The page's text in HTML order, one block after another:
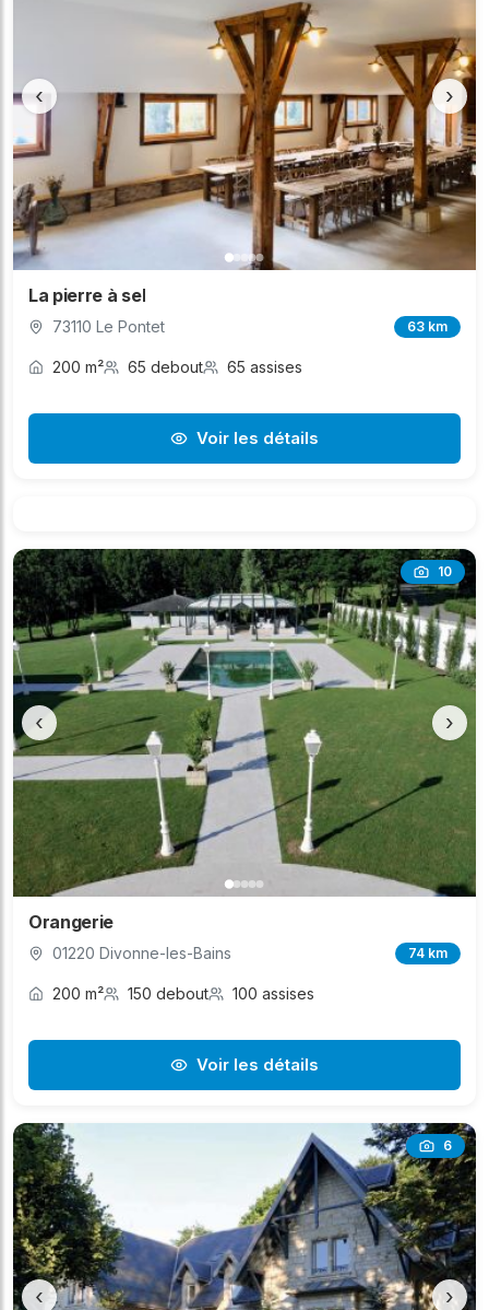
‹ ›
La pierre à sel
73110 Le Pontet 63 km
200 m² 65 debout 65 assises
Voir les détails
10
‹ ›
Orangerie
01220 Divonne-les-Bains 74 km
200 m² 150 debout 100 assises
Voir les détails
6
‹ ›